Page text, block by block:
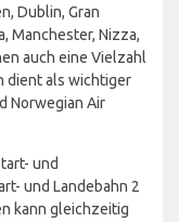
Dublin, Gran
Manchester, Nizza,
auch eine Vielzahl
dient als wichtiger
Norwegian Air
und
und Landebahn 2
kann gleichzeitig